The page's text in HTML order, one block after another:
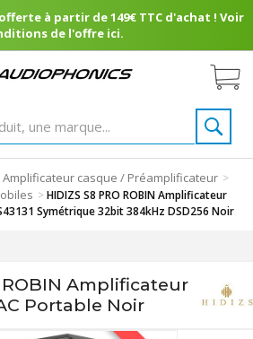
à partir de 149€ TTC d'achat ! Voir
de l'offre ici.
Amplificateur casque / Préamplificateur >
>HIDIZS S8 PRO ROBIN Amplificateur
Symétrique 32bit 384kHz DSD256 Noir
ROBIN Amplificateur
Portable Noir